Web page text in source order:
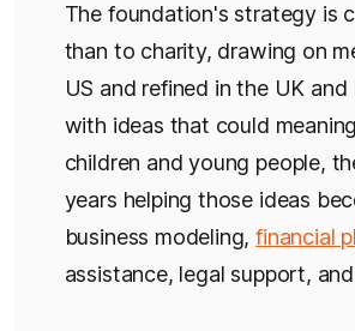
The foundation's strategy is
than to charity, drawing on
US and refined in the UK
with ideas that could
children and young people,
years helping those ideas
business modeling,financial
assistance, legal support,